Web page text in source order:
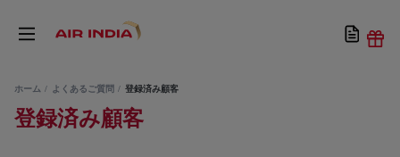
ホーム よくあるご質問 登録済み顧客
登録済み顧客